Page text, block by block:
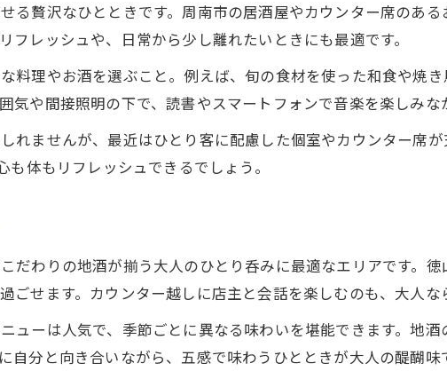
季節の味覚とともに楽しむひとり呑みの魅力
美味しい地元料理でひとり呑みを彩るコツ
仕事帰りに最適な周南市ひとり呑み体験
仕事帰りも安心のひとり呑みおすすめポイント
周南市で癒やされる一人飲みの過ごし方
リラックスできるひとり呑みの店選び術
自分だけの特別な夜を周南市で満喫
自分時間を楽しむひとり呑み夜の過ごし方
周南市で叶える特別な一人飲みの体験談
静かな夜にひとり呑みで心を癒す秘訣
る贅沢なひとときです。周南市の居酒屋やカウンター席のあ
レッシュや、日常から少し離れたいときにも最適です。
料理やお酒を選ぶこと。例えば、旬の食材を使った和食や焼
気や間接照明の下で、読書やスマートフォンで音楽を楽しみな
れませんが、最近はひとり客に配慮した個室やカウンター席
体もリフレッシュできるでしょう。
だわりの地酒が揃う大人のひとり呑みに最適なエリアです。
ごせます。カウンター越しに店主と会話を楽しむのも、大人な
ューは人気で、季節ごとに異なる味わいを堪能できます。地
自分と向き合いながら、五感で味わうひとときが大人の醍醐味